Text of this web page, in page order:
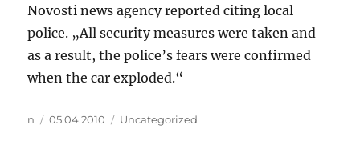
Novosti news agency reported citing local
police. „All security measures were taken and
as a result, the police’s fears were confirmed
when the car exploded.“
Autor
n
Veröffentlicht
05.04.2010 Kategorien
Uncategorized